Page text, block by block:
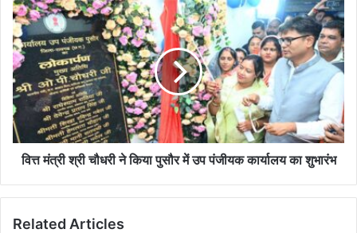
वित्त मंत्री श्री चौधरी ने किया पुसौर में उप पंजीयक कार्यालय का शुभारंभ
Related Articles